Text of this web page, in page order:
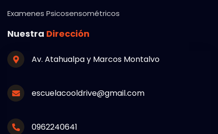
Examenes Psicosensométricos
Nuestra Dirección
Av. Atahualpa y Marcos Montalvo
escuelacooldrive@gmail.com
0962240641